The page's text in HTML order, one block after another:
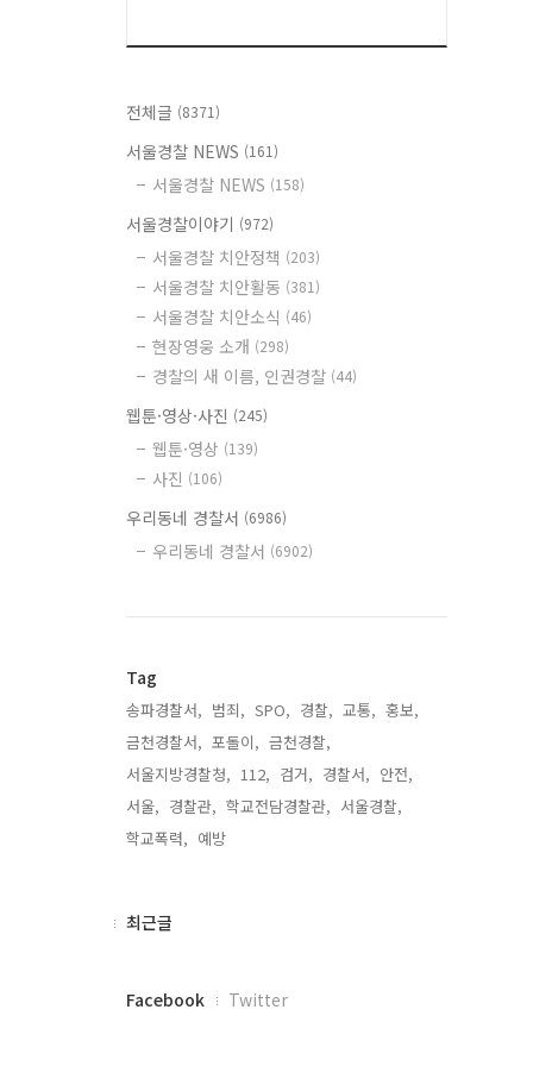
전체글 (8371)
서울경찰 NEWS (161)
서울경찰 NEWS (158)
서울경찰이야기 (972)
서울경찰 치안정책 (203)
서울경찰 치안활동 (381)
서울경찰 치안소식 (46)
현장영웅 소개 (298)
경찰의 새 이름, 인권경찰 (44)
웹툰·영상·사진 (245)
웹툰·영상 (139)
사진 (106)
우리동네 경찰서 (6986)
우리동네 경찰서 (6902)
Tag
송파경찰서, 범죄, SPO, 경찰, 교통, 홍보,
금천경찰서, 포돌이, 금천경찰,
서울지방경찰청, 112, 검거, 경찰서, 안전,
서울, 경찰관, 학교전담경찰관, 서울경찰,
학교폭력, 예방,
최
최근글
페
Facebook Twitter